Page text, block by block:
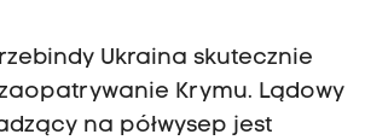
Ukraina skutecznie
Krymu. Lądowy
na półwysep jest